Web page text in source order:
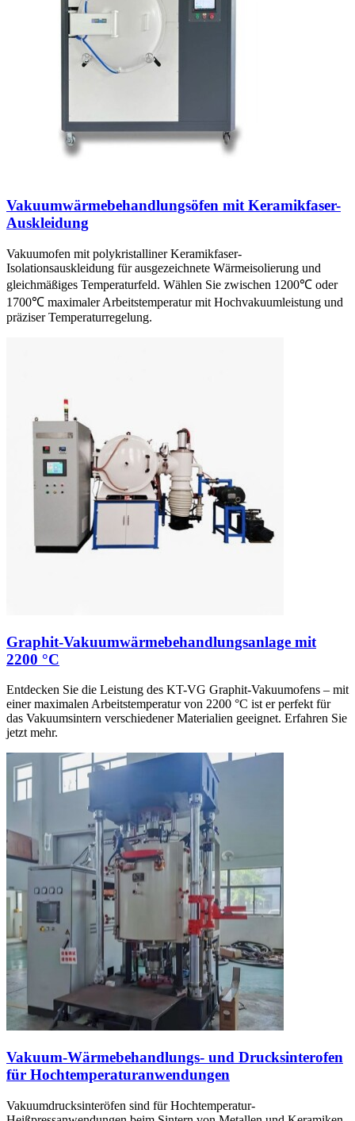
Vakuumwärmebehandlungsöfen mit Keramikfaser-
Auskleidung
Vakuumofen mit polykristalliner Keramikfaser-
Isolationsauskleidung für ausgezeichnete Wärmeisolierung und
gleichmäßiges Temperaturfeld. Wählen Sie zwischen 1200℃ oder
1700℃ maximaler Arbeitstemperatur mit Hochvakuumleistung und
präziser Temperaturregelung.
Graphit-Vakuumwärmebehandlungsanlage mit
2200 °C
Entdecken Sie die Leistung des KT-VG Graphit-Vakuumofens – mit
einer maximalen Arbeitstemperatur von 2200 °C ist er perfekt für
das Vakuumsintern verschiedener Materialien geeignet. Erfahren Sie
jetzt mehr.
Vakuum-Wärmebehandlungs- und Drucksinterofen
für Hochtemperaturanwendungen
Vakuumdrucksinteröfen sind für Hochtemperatur-